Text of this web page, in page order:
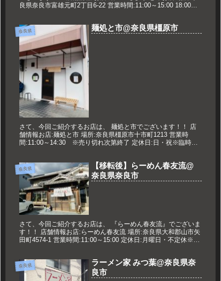
良県奈良市富雄元町2丁目6-22 営業時間:11:00～15:00 18:00～
奈良県 麺処と市@奈良県橿原市
さて、今回ご紹介するお店は、 麺処と市でございます！！ 店
舗情報お店:麺処と市 場所:奈良県橿原市十市町1213 営業時
間:11:00～14:30 ※売り切れ次第終了 定休日:日・祝※臨時休
奈良県
【移転後】らーめん春友流@
奈良県奈良市
さて、今回ご紹介するお店は、 『らーめん春友流』でございま
す！！ 店舗情報お店:らーめん春友流 場所:奈良県大和郡山市矢
田町4574-1 営業時間:11:00～15:00 定休日:月曜日・不定休※お
奈良県
ラーメン家 みつ葉@奈良県奈
良市